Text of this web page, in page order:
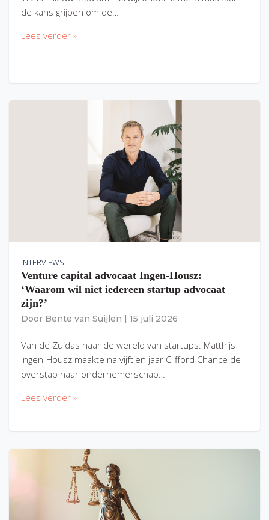
de kans grijpen om de…
Lees verder »
INTERVIEWS
Venture capital advocaat Ingen-Housz:
‘Waarom wil niet iedereen startup advocaat
zijn?’
Door Bente van Suijlen 15 juli 2026
Van de Zuidas naar de wereld van startups: Matthijs
Ingen-Housz maakte na vijftien jaar Clifford Chance de
overstap naar ondernemerschap…
Lees verder »